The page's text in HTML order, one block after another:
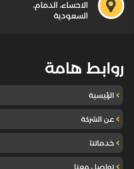
الاحساء، الدمام،
السعودية
روابط هامة
الرئيسية
عن الشركة
خدماتنا
تواصل معنا